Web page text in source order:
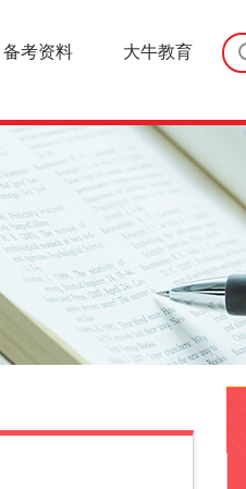
备考资料 大牛教育